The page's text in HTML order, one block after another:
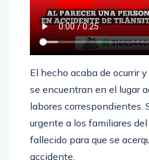
El hecho acaba de ocurrir
se encuentran en el lugar
labores correspondientes.
urgente a los familiares
fallecido para que se
accidente.